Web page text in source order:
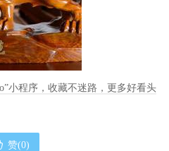
小程序，收藏不迷路，更多好看头
赞(0)